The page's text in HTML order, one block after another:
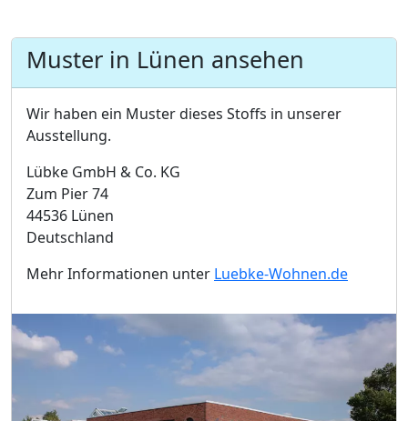
Muster in Lünen ansehen
Wir haben ein Muster dieses Stoffs in unserer
Ausstellung.
Lübke GmbH & Co. KG
Zum Pier 74
44536 Lünen
Deutschland
Mehr Informationen unter Luebke-Wohnen.de